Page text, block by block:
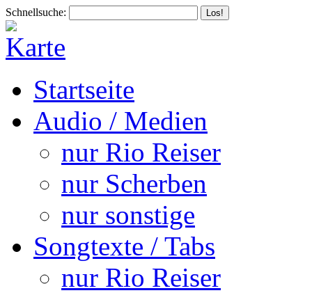
Schnellsuche:
Startseite
Audio / Medien
nur Rio Reiser
nur Scherben
nur sonstige
Songtexte / Tabs
nur Rio Reiser